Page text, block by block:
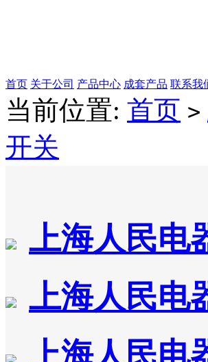
首页 关于公司 产品中心 成套产品 联系我
当前位置: 首页 >
开关
上海人民电
上海人民电
上海人民电